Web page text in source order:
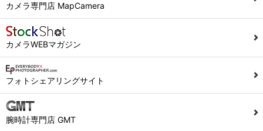
カメラ専門店 MapCamera
カメラWEBマガジン
フォトシェアリングサイト
腕時計専門店 GMT